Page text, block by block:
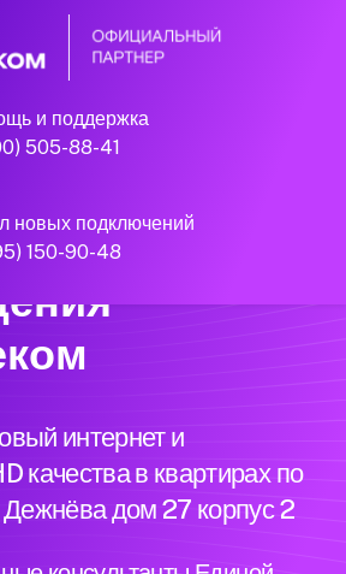
и поддержка
505-88-41
новых подключений
150-90-48
и
интернет и
качества в квартирах по
дом 27 корпус 2